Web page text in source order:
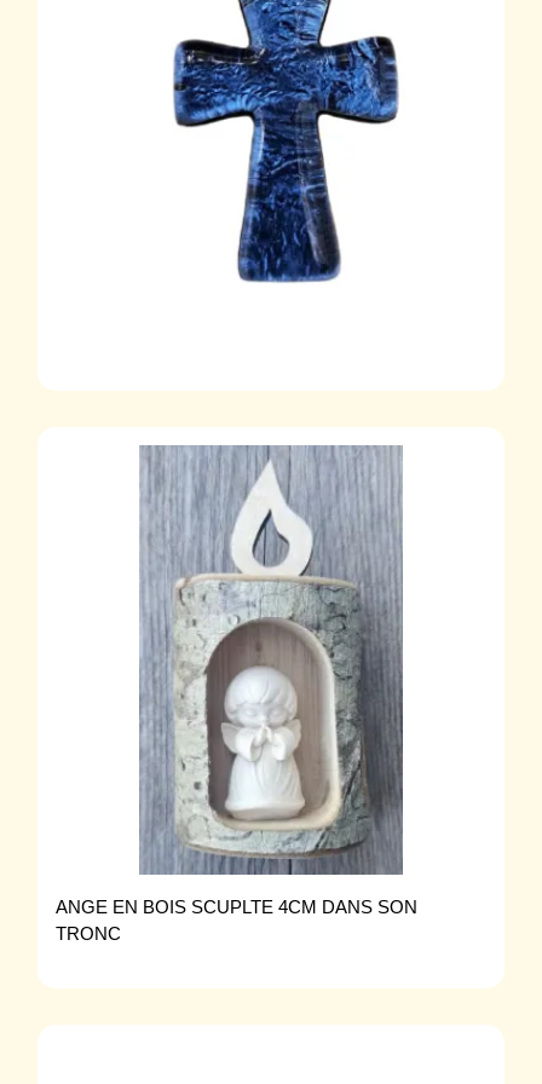
ANGE EN BOIS SCUPLTE 4CM DANS SON
TRONC